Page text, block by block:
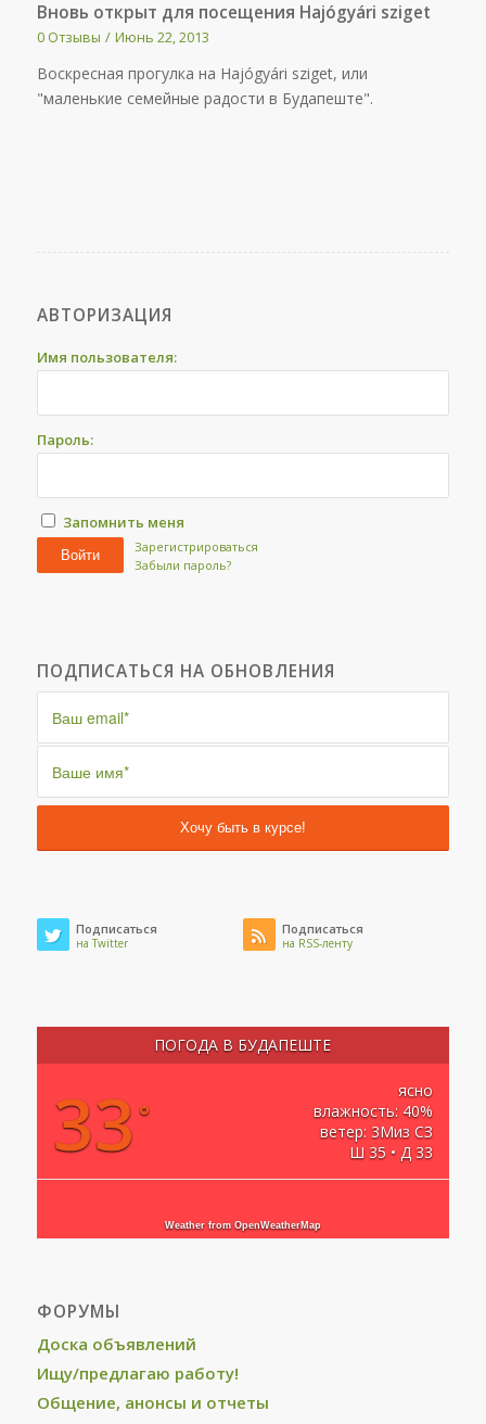
Вновь открыт для посещения Hajógyári sziget
0 Отзывы / Июнь 22, 2013
Воскресная прогулка на Hajógyári sziget, или
"маленькие семейные радости в Будапеште".
АВТОРИЗАЦИЯ
Имя пользователя:
Пароль:
Запомнить меня
Войти
Зарегистрироваться
Забыли пароль?
ПОДПИСАТЬСЯ НА ОБНОВЛЕНИЯ
Подписаться
на Twitter
Подписаться
на RSS-ленту
ПОГОДА В БУДАПЕШТЕ
33°
ясно
влажность: 40%
ветер: 3Миз СЗ
Ш 35 • Д 33
Weather from OpenWeatherMap
ФОРУМЫ
Доска объявлений
Ищу/предлагаю работу!
Общение, анонсы и отчеты